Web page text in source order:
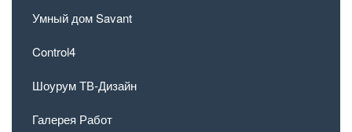
Умный дом Savant
Control4
Шоурум ТВ-Дизайн
Галерея Работ